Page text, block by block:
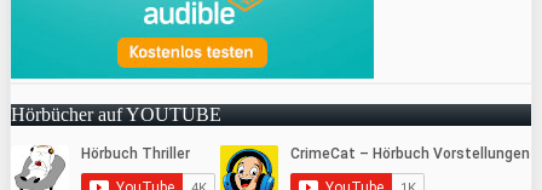
Hörbücher auf YOUTUBE